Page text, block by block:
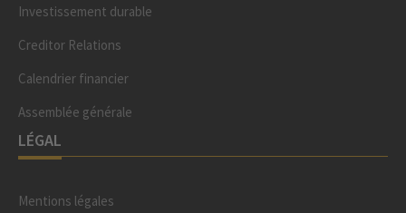
Investissement durable
Creditor Relations
Calendrier financier
Assemblée générale
LÉGAL
Mentions légales